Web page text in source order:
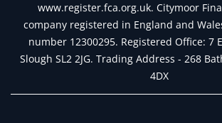
www.register.fca.org.uk. Citymoor
company registered in England and
number 12300295. Registered Office: 7
Slough SL2 2JG. Trading Address - 268
4DX